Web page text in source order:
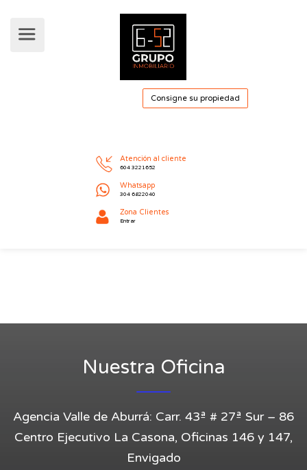
Nuestra Oficina
Agencia Valle de Aburrá: Carr. 43ª # 27ª Sur – 86
Centro Ejecutivo La Casona, Oficinas 146 y 147,
Envigado